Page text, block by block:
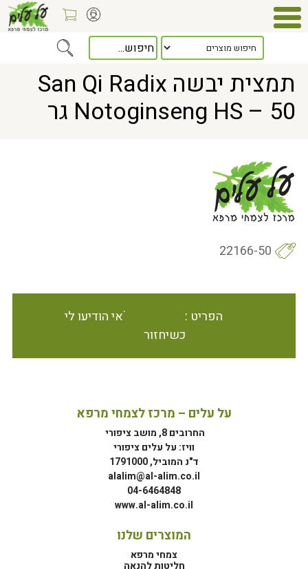
> תמצית יבשה San Qi Radix Notoginseng HS – 50 גר
תמצית יבשה San Qi Radix
Notoginseng HS – 50 גר
22166-50
הפריט אינו זמין במלאי הודיעו לי
כשיחזור
על עלים – מרכז לצמחי מרפא
החרובים 8, מושב ציפורי
וויז: על עלים ציפורי
ד"נ המוביל, 1791000
alalim@al-alim.co.il
04-6464848
www.al-alim.co.il
המוצרים שלנו
צמחי מרפא